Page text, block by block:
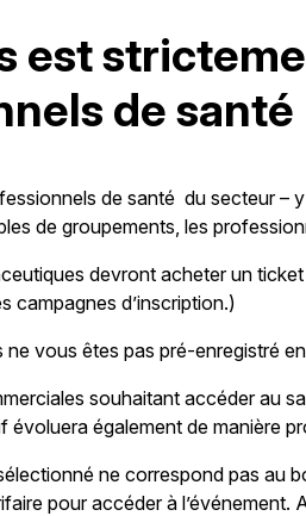
est
de
de santé du secteur –
de groupements, les
devront acheter un
campagnes d’inscription.)
vous êtes pas pré-enregistré
souhaitant accéder au
également de manière
ne correspond pas au
pour accéder à